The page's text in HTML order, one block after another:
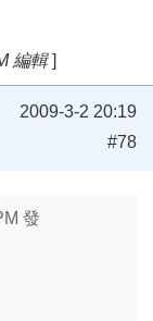
編輯]
2009-3-2 20:19
#78
發